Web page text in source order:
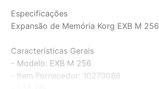
Especificações
Expansão de Memória Korg EXB M 256
Características Gerais
- Modelo: EXB M 256
- Item Fornecedor: 10270088